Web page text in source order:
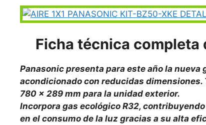
Ficha técnica completa
Panasonic presenta para este año la nueva
acondicionado con reducidas
780 x 289 mm para la unidad exterior.
Incorpora gas ecológico R32,
en el consumo de la luz gracias a su alta